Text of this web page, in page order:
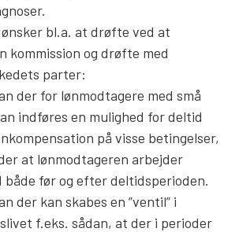
ønsker bl.a. at drøfte ved at
kommission og drøfte med
parter:
der for lønmodtagere med små
indføres en mulighed for deltid
på visse betingelser,
at lønmodtageren arbejder
før og efter deltidsperioden.
der kan skabes en ”ventil” i
f.eks. sådan, at der i perioder